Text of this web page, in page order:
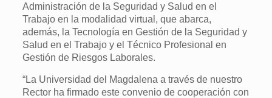
Administración de la Seguridad y Salud en el
Trabajo en la modalidad virtual, que abarca,
además, la Tecnología en Gestión de la Seguridad y
Salud en el Trabajo y el Técnico Profesional en
Gestión de Riesgos Laborales.
“La Universidad del Magdalena a través de nuestro
Rector ha firmado este convenio de cooperación con